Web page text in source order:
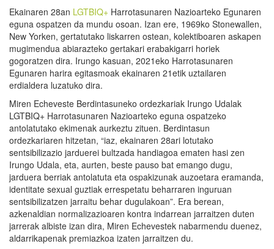
Ekainaren 28an LGTBIQ+ Harrotasunaren Nazioarteko Egunaren
eguna ospatzen da mundu osoan. Izan ere, 1969ko Stonewallen,
New Yorken, gertatutako liskarren ostean, kolektiboaren askapen
mugimendua abiarazteko gertakari erabakigarri horiek
gogoratzen dira. Irungo kasuan, 2021eko Harrotasunaren
Egunaren harira egitasmoak ekainaren 21etik uztailaren
erdialdera luzatuko dira.
Miren Echeveste Berdintasuneko ordezkariak Irungo Udalak
LGTBIQ+ Harrotasunaren Nazioarteko eguna ospatzeko
antolatutako ekimenak aurkeztu zituen. Berdintasun
ordezkariaren hitzetan, “iaz, ekainaren 28ari lotutako
sentsibilizazio jarduerei bultzada handiagoa ematen hasi zen
Irungo Udala, eta, aurten, beste pauso bat emango dugu,
jarduera berriak antolatuta eta ospakizunak auzoetara eramanda,
identitate sexual guztiak errespetatu beharraren inguruan
sentsibilizatzen jarraitu behar dugulakoan”. Era berean,
azkenaldian normalizazioaren kontra indarrean jarraitzen duten
jarrerak albiste izan dira, Miren Echevestek nabarmendu duenez,
aldarrikapenak premiazkoa izaten jarraitzen du.